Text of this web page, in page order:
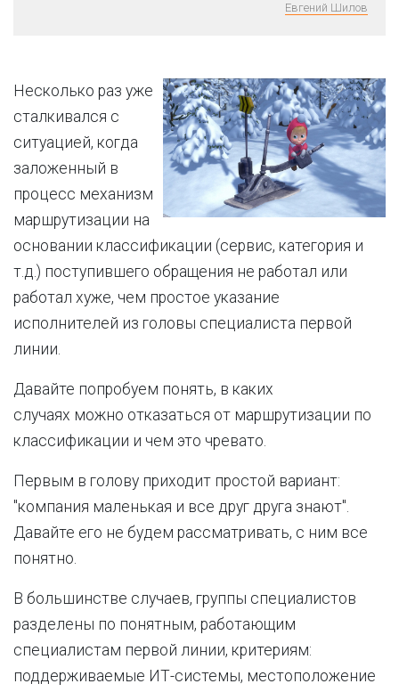
Евгений Шилов
Несколько раз уже
сталкивался с
ситуацией, когда
заложенный в
процесс механизм
маршрутизации на
основании классификации (сервис, категория и
т.д.) поступившего обращения не работал или
работал хуже, чем простое указание
исполнителей из головы специалиста первой
линии.
Давайте попробуем понять, в каких
случаях можно отказаться от маршрутизации по
классификации и чем это чревато.
Первым в голову приходит простой вариант:
"компания маленькая и все друг друга знают".
Давайте его не будем рассматривать, с ним все
понятно.
В большинстве случаев, группы специалистов
разделены по понятным, работающим
специалистам первой линии, критериям:
поддерживаемые ИТ-системы, местоположение